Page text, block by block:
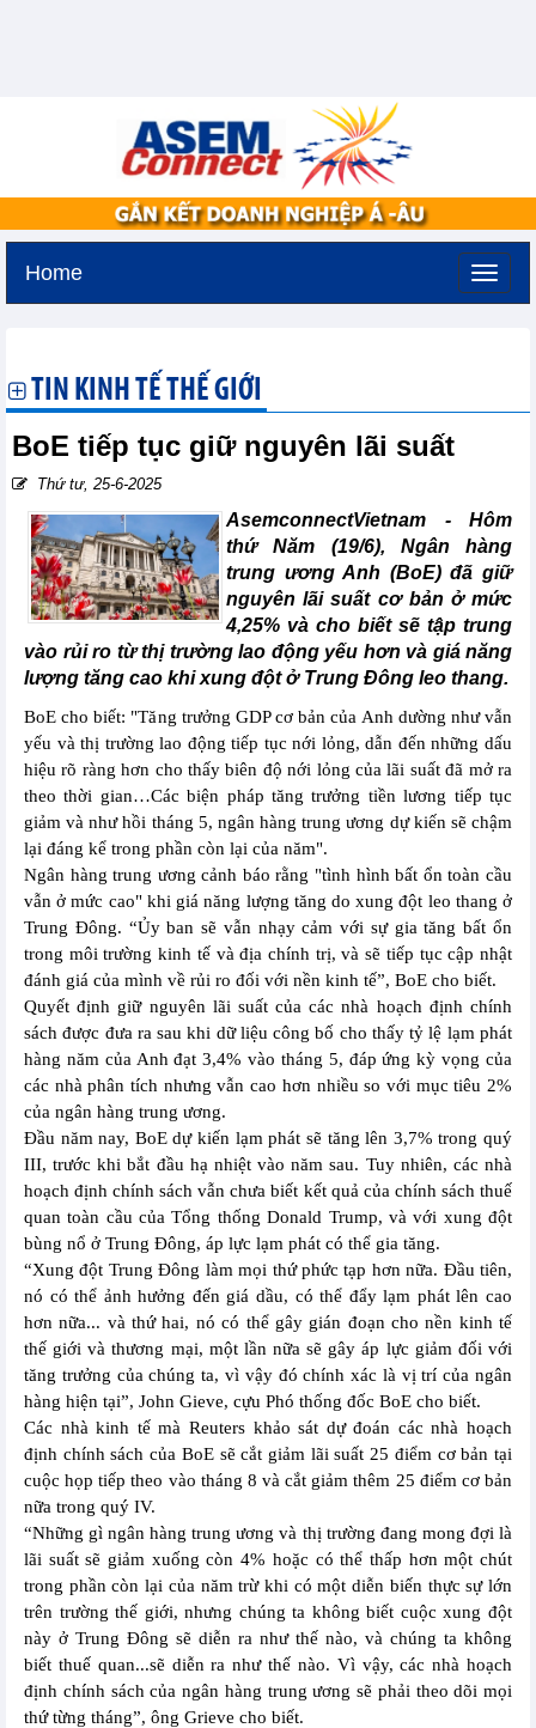
Home
TIN KINH TẾ THẾ GIỚI
BoE tiếp tục giữ nguyên lãi suất
Thứ tư, 25-6-2025
AsemconnectVietnam - Hôm
thứ Năm (19/6), Ngân hàng
trung ương Anh (BoE) đã giữ
nguyên lãi suất cơ bản ở mức
4,25% và cho biết sẽ tập trung
vào rủi ro từ thị trường lao động yếu hơn và giá năng
lượng tăng cao khi xung đột ở Trung Đông leo thang.
BoE cho biết: "Tăng trưởng GDP cơ bản của Anh dường như vẫn
yếu và thị trường lao động tiếp tục nới lỏng, dẫn đến những dấu
hiệu rõ ràng hơn cho thấy biên độ nới lỏng của lãi suất đã mở ra
theo thời gian…Các biện pháp tăng trưởng tiền lương tiếp tục
giảm và như hồi tháng 5, ngân hàng trung ương dự kiến sẽ chậm
lại đáng kể trong phần còn lại của năm".
Ngân hàng trung ương cảnh báo rằng "tình hình bất ổn toàn cầu
vẫn ở mức cao" khi giá năng lượng tăng do xung đột leo thang ở
Trung Đông. “Ủy ban sẽ vẫn nhạy cảm với sự gia tăng bất ổn
trong môi trường kinh tế và địa chính trị, và sẽ tiếp tục cập nhật
đánh giá của mình về rủi ro đối với nền kinh tế”, BoE cho biết.
Quyết định giữ nguyên lãi suất của các nhà hoạch định chính
sách được đưa ra sau khi dữ liệu công bố cho thấy tỷ lệ lạm phát
hàng năm của Anh đạt 3,4% vào tháng 5, đáp ứng kỳ vọng của
các nhà phân tích nhưng vẫn cao hơn nhiều so với mục tiêu 2%
của ngân hàng trung ương.
Đầu năm nay, BoE dự kiến lạm phát sẽ tăng lên 3,7% trong quý
III, trước khi bắt đầu hạ nhiệt vào năm sau. Tuy nhiên, các nhà
hoạch định chính sách vẫn chưa biết kết quả của chính sách thuế
quan toàn cầu của Tổng thống Donald Trump, và với xung đột
bùng nổ ở Trung Đông, áp lực lạm phát có thể gia tăng.
“Xung đột Trung Đông làm mọi thứ phức tạp hơn nữa. Đầu tiên,
nó có thể ảnh hưởng đến giá dầu, có thể đẩy lạm phát lên cao
hơn nữa... và thứ hai, nó có thể gây gián đoạn cho nền kinh tế
thế giới và thương mại, một lần nữa sẽ gây áp lực giảm đối với
tăng trưởng của chúng ta, vì vậy đó chính xác là vị trí của ngân
hàng hiện tại”, John Gieve, cựu Phó thống đốc BoE cho biết.
Các nhà kinh tế mà Reuters khảo sát dự đoán các nhà hoạch
định chính sách của BoE sẽ cắt giảm lãi suất 25 điểm cơ bản tại
cuộc họp tiếp theo vào tháng 8 và cắt giảm thêm 25 điểm cơ bản
nữa trong quý IV.
“Những gì ngân hàng trung ương và thị trường đang mong đợi là
lãi suất sẽ giảm xuống còn 4% hoặc có thể thấp hơn một chút
trong phần còn lại của năm trừ khi có một diễn biến thực sự lớn
trên trường thế giới, nhưng chúng ta không biết cuộc xung đột
này ở Trung Đông sẽ diễn ra như thế nào, và chúng ta không
biết thuế quan...sẽ diễn ra như thế nào. Vì vậy, các nhà hoạch
định chính sách của ngân hàng trung ương sẽ phải theo dõi mọi
thứ từng tháng”, ông Grieve cho biết.